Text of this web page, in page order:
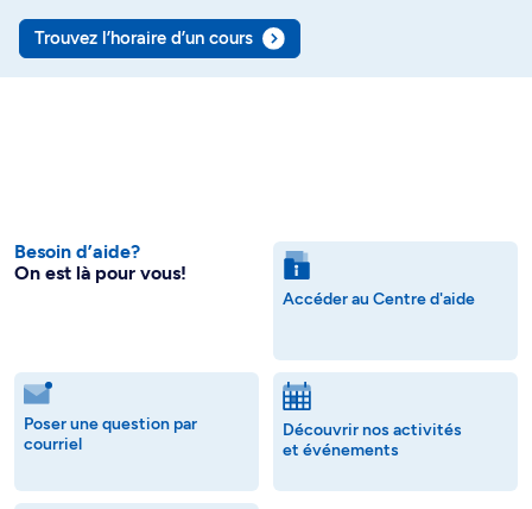
Trouvez l’horaire d’un cours
Besoin d’aide?
On est là pour vous!
Accéder au Centre d'aide
Poser une question par
courriel
Découvrir nos activités
et événements